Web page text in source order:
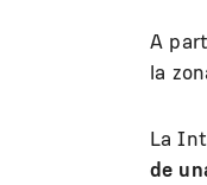
A
la
La
de